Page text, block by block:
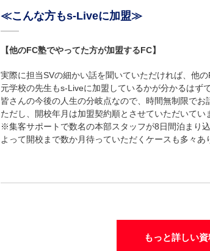
≪こんな方もs-Liveに加盟≫
【他のFC塾でやってた方が加盟するFC】
実際に担当SVの細かい話を聞いていただければ、他
元学校の先生もs-Liveに加盟しているかが分かるはずで
皆さんの今後の人生の分岐点なので、時間無制限でお
ただし、開校年月は加盟契約順とさせていただいてい
※集客サポートで数名の本部スタッフが8日間泊まり
よって開校まで数か月待っていただくケースも多々あ
もっと詳しい